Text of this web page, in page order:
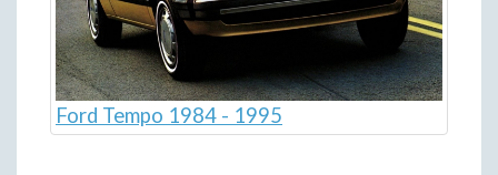
Ford Tempo 1984 - 1995